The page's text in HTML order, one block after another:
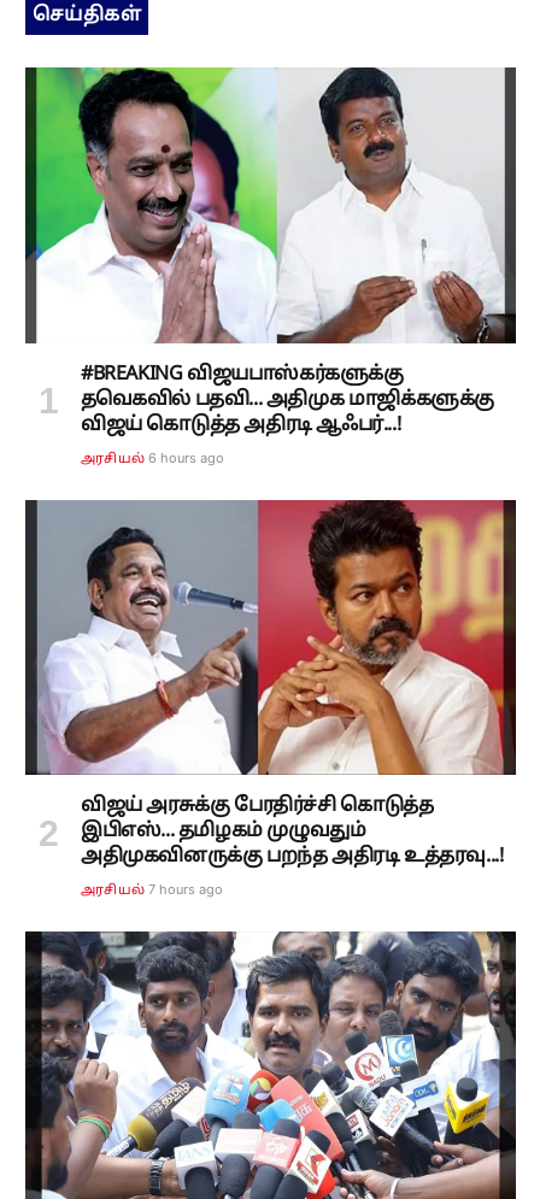
செய்திகள்
#BREAKING விஜயபாஸ்கர்களுக்கு
தவெகவில் பதவி... அதிமுக மாஜிக்களுக்கு
விஜய் கொடுத்த அதிரடி ஆஃபர்...!
அரசியல் 6 hours ago
விஜய் அரசுக்கு பேரதிர்ச்சி கொடுத்த
இபிஎஸ்... தமிழகம் முழுவதும்
அதிமுகவினருக்கு பறந்த அதிரடி உத்தரவு...!
அரசியல் 7 hours ago